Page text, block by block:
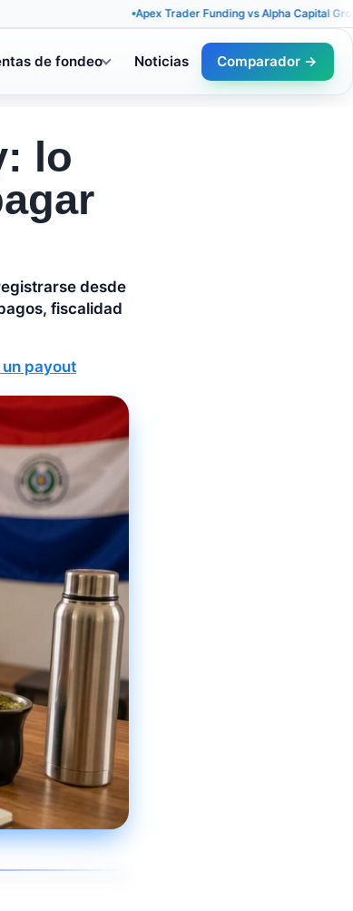
Apex Trader Funding vs Alpha Capital Group:
de fondeo Noticias Comparador →
lo
desde
fiscalidad
payout